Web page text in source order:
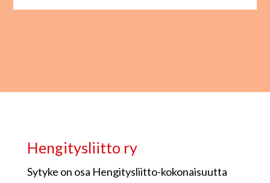
Hengitysliitto ry
Sytyke on osa Hengitysliitto-kokonaisuutta